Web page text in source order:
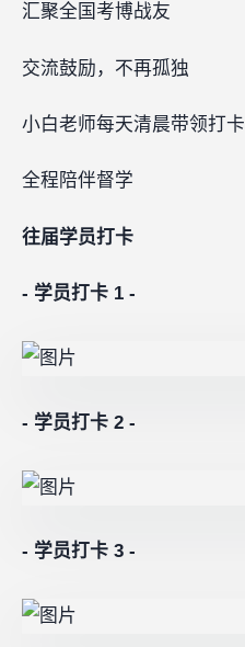
汇聚全国考博战友
交流鼓励，不再孤独
小白老师每天清晨带领打卡
全程陪伴督学
往届学员打卡
- 学员打卡 1 -
- 学员打卡 2 -
- 学员打卡 3 -